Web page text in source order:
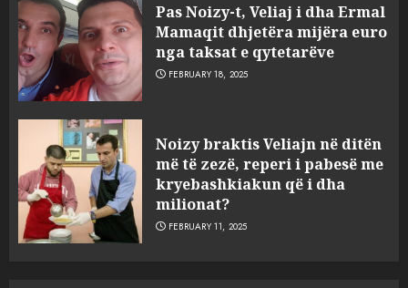
Pas Noizy-t, Veliaj i dha Ermal
Mamaqit dhjetëra mijëra euro
nga taksat e qytetarëve
FEBRUARY 18, 2025
Noizy braktis Veliajn në ditën
më të zezë, reperi i pabesë me
kryebashkiakun që i dha
milionat?
FEBRUARY 11, 2025
3
sulmuan “One Albania”,
ngjarja u fsheh. A u vodhën
serverat?
MARCH 25, 2025